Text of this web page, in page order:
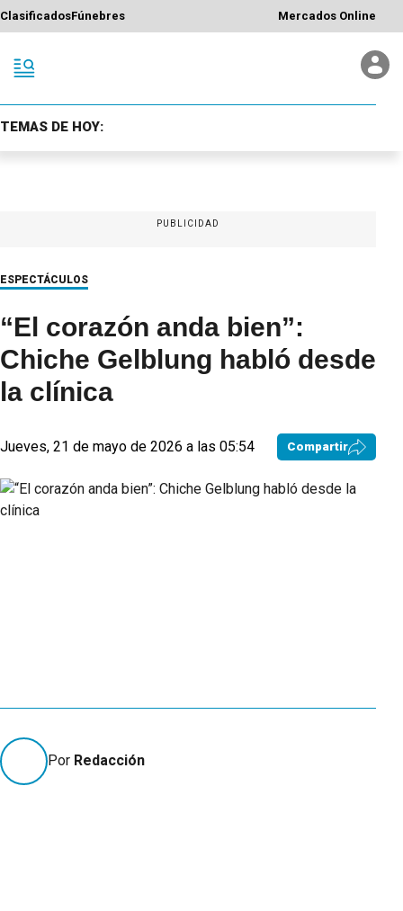
ClasificadosFúnebres Mercados Online
TEMAS DE HOY:
PUBLICIDAD
ESPECTÁCULOS
“El corazón anda bien”:
Chiche Gelblung habló desde
la clínica
Jueves, 21 de mayo de 2026 a las 05:54 Compartir
Por Redacción